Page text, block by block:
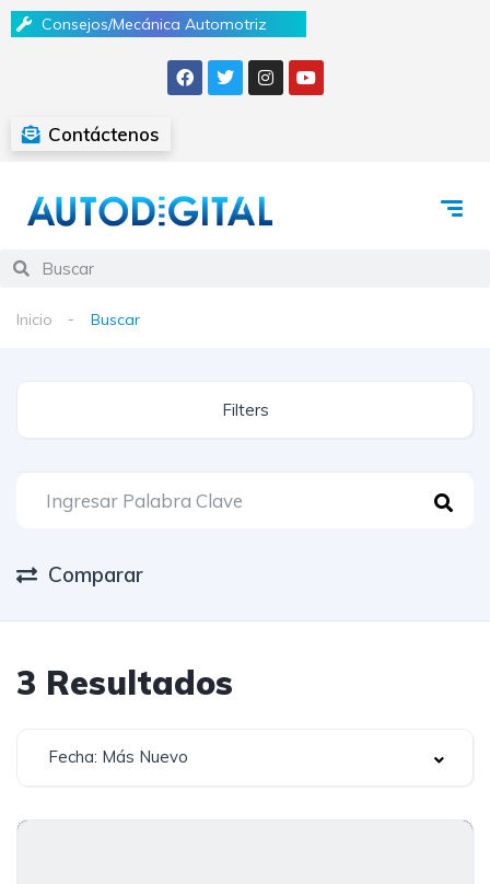
Consejos/Mecánica Automotriz
Contáctenos
Inicio Buscar
Filters
Comparar
3 Resultados
Fecha: Más Nuevo